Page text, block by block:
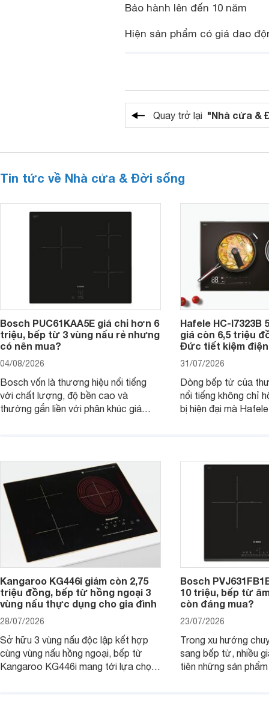
Bảo hành lên đến 10 năm
Hiện sản phẩm có giá dao
Quay trở lại "Nhà cửa &
Tin tức về Nhà cửa & Đời sống
Bosch PUC61KAA5E giá chỉ hơn 6
triệu, bếp từ 3 vùng nấu rẻ nhưng
có nên mua?
04/08/2026
Bosch vốn là thương hiệu nổi tiếng
với chất lượng, độ bền cao và
thường gắn liền với phân khúc giá
đơn vị phân phối với mức giá khá dễ
tiếp cận, thu hút sự quan tâm của
nhiều người tiêu dùng.
Hafele HC-I7323B
giá còn 6,5 triệu
Đức tiết kiệm
31/07/2026
Dòng bếp từ của
nổi tiếng không chỉ
bị hiện đại mà
gia đình.
Kangaroo KG446i giảm còn 2,75
triệu đồng, bếp từ hồng ngoại 3
vùng nấu thực dụng cho gia đình
28/07/2026
Sở hữu 3 vùng nấu độc lập kết hợp
cùng vùng nấu hồng ngoại, bếp từ
Kangaroo KG446i mang tới lựa chọn
Bosch
10 triệu, bếp từ
còn đáng mua?
23/07/2026
Trong xu hướng
sang bếp từ, nhiều
tiên những sản